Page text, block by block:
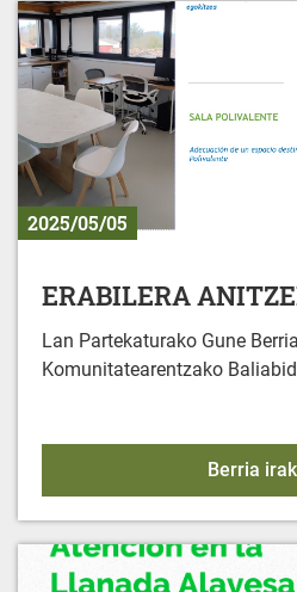
2025/05/05
ERABILERA
Lan Partekaturako Gune
Komunitatearentzako
Berria